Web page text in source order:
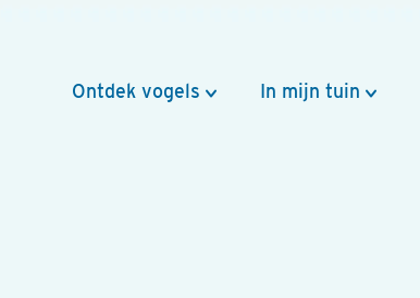
Ontdek vogels In mijn tuin